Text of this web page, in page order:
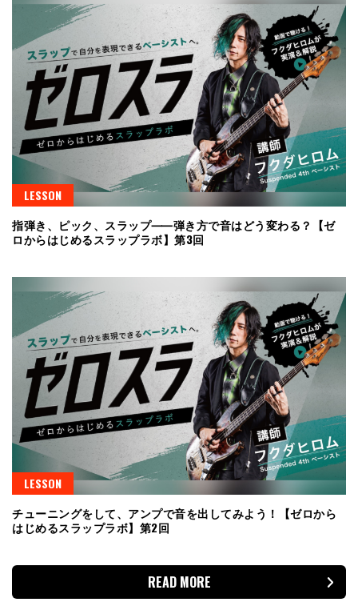
LESSON
指弾き、ピック、スラップ⸺弾き方で音はどう変わる？【ゼ
ロからはじめるスラップラボ】第3回
LESSON
チューニングをして、アンプで音を出してみよう！【ゼロから
はじめるスラップラボ】第2回
READ MORE